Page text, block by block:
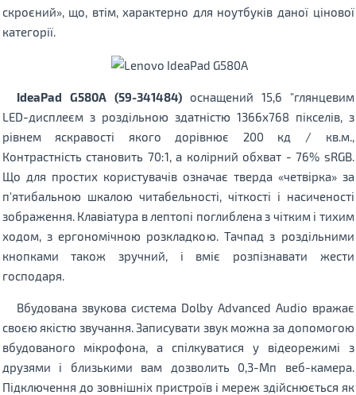
скроєний», що, втім, характерно для ноутбуків даної цінової
категорії.
IdeaPad G580A (59-341484)оснащений 15,6 "глянцевим
LED-дисплеєм з роздільною здатністю 1366х768 пікселів, з
рівнем яскравості якого дорівнює 200 кд / кв.м.,
Контрастність становить 70:1, а колірний обхват - 76% sRGB.
Що для простих користувачів означає тверда «четвірка» за
п'ятибальною шкалою читабельності, чіткості і насиченості
зображення. Клавіатура в лептопі поглиблена з чітким і тихим
ходом, з ергономічною розкладкою. Тачпад з роздільними
кнопками також зручний, і вміє розпізнавати жести
господаря.
Вбудована звукова система Dolby Advanced Audio вражає
своєю якістю звучання. Записувати звук можна за допомогою
вбудованого мікрофона, а спілкуватися у відеорежимі з
друзями і близькими вам дозволить 0,3-Мп веб-камера.
Підключення до зовнішніх пристроїв і мереж здійснюється як